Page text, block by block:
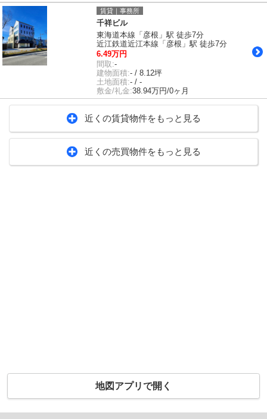
賃貸｜事務所
千祥ビル
東海道本線「彦根」駅 徒歩7分
近江鉄道近江本線「彦根」駅 徒歩7分
6.49万円
間取:-
建物面積:- / 8.12坪
土地面積:- / -
敷金/礼金:38.94万円/0ヶ月
近くの賃貸物件をもっと見る
近くの売買物件をもっと見る
地図アプリで開く